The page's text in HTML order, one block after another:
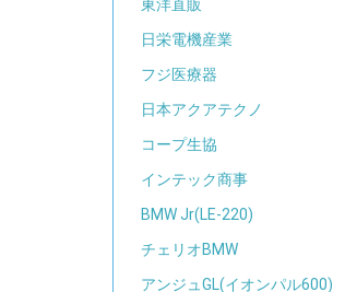
東洋直販
日栄電機産業
フジ医療器
日本アクアテクノ
コープ生協
インテック商事
BMW Jr(LE-220)
チェリオBMW
アンジュGL(イオンパル600)